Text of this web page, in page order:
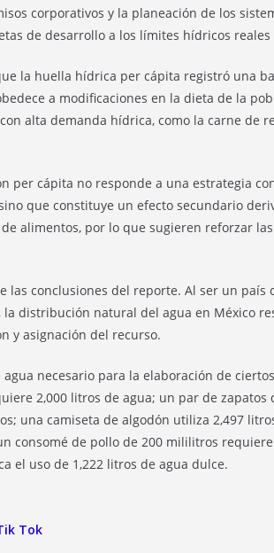
corporativos y la planeación de los
de desarrollo a los límites hídricos reales
la huella hídrica per cápita registró una
a modificaciones en la dieta de la
alta demanda hídrica, como la carne de
per cápita no responde a una estrategia
que constituye un efecto secundario
alimentos, por lo que sugieren reforzar
conclusiones del reporte. Al ser un país
distribución natural del agua en México
y asignación del recurso.
necesario para la elaboración de
2,000 litros de agua; un par de zapatos
una camiseta de algodón utiliza 2,497
consomé de pollo de 200 mililitros
el uso de 1,222 litros de agua dulce.
Tok